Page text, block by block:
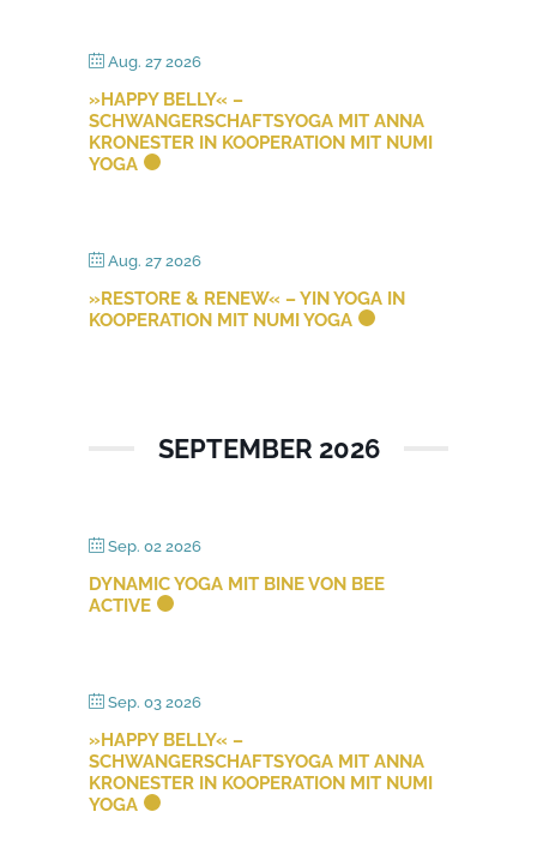
Aug. 27 2026
»HAPPY BELLY« –
SCHWANGERSCHAFTSYOGA MIT ANNA
KRONESTER IN KOOPERATION MIT NUMI
YOGA
Aug. 27 2026
»RESTORE & RENEW« – YIN YOGA IN
KOOPERATION MIT NUMI YOGA
SEPTEMBER 2026
Sep. 02 2026
DYNAMIC YOGA MIT BINE VON BEE
ACTIVE
Sep. 03 2026
»HAPPY BELLY« –
SCHWANGERSCHAFTSYOGA MIT ANNA
KRONESTER IN KOOPERATION MIT NUMI
YOGA